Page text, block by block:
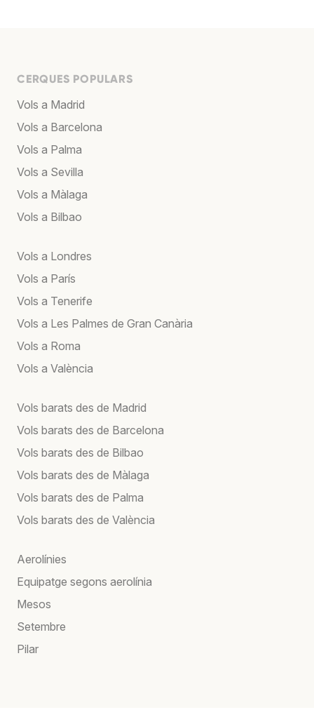
CERQUES POPULARS
Vols a Madrid
Vols a Barcelona
Vols a Palma
Vols a Sevilla
Vols a Màlaga
Vols a Bilbao
Vols a Londres
Vols a París
Vols a Tenerife
Vols a Les Palmes de Gran Canària
Vols a Roma
Vols a València
Vols barats des de Madrid
Vols barats des de Barcelona
Vols barats des de Bilbao
Vols barats des de Màlaga
Vols barats des de Palma
Vols barats des de València
Aerolínies
Equipatge segons aerolínia
Mesos
Setembre
Pilar